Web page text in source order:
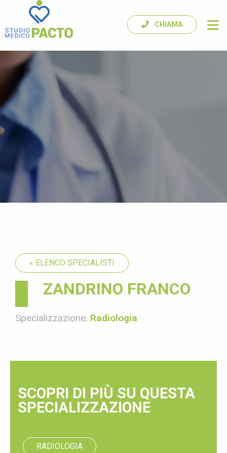
CHIAMA
« ELENCO SPECIALISTI
ZANDRINO FRANCO
Specializzazione: Radiologia
SCOPRI DI PIÙ SU QUESTA
SPECIALIZZAZIONE
RADIOLOGIA